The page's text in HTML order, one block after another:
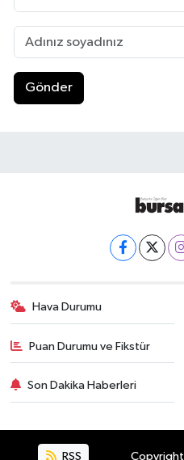
Gönder
Hava Durumu
Puan Durumu ve Fikstür
Son Dakika Haberleri
RSS Copyright